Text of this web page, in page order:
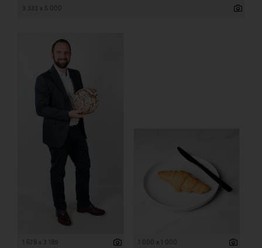
3 333 x 5 000
1 678 x 3 189 1 000 x 1 000